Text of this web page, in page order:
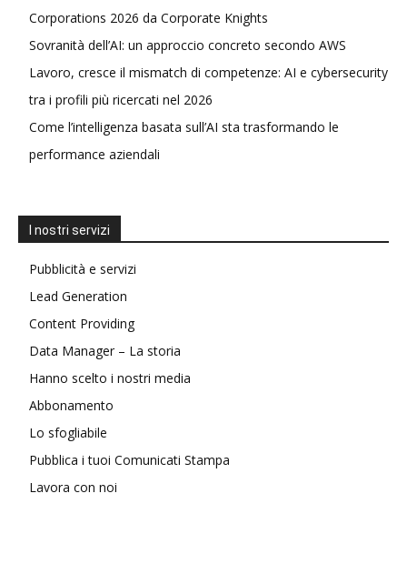
Corporations 2026 da Corporate Knights
Sovranità dell’AI: un approccio concreto secondo AWS
Lavoro, cresce il mismatch di competenze: AI e cybersecurity
tra i profili più ricercati nel 2026
Come l’intelligenza basata sull’AI sta trasformando le
performance aziendali
I nostri servizi
Pubblicità e servizi
Lead Generation
Content Providing
Data Manager – La storia
Hanno scelto i nostri media
Abbonamento
Lo sfogliabile
Pubblica i tuoi Comunicati Stampa
Lavora con noi